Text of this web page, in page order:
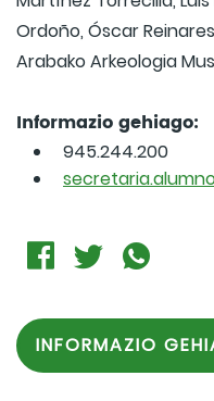
Ordoño, Óscar
Arabako Arkeologia
Informazio gehiago:
945.244.200
INFORMAZIO